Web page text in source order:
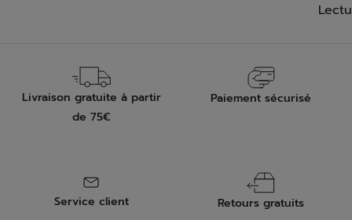
Livraison gratuite à partir
de 75€
Paiement sécurisé
Service client Retours gratuits